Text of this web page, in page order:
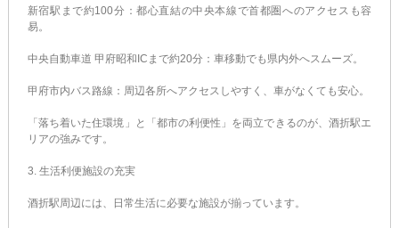
新宿駅まで約100分：都心直結の中央本線で首都圏へのアクセスも容
易。
中央自動車道 甲府昭和ICまで約20分：車移動でも県内外へスムーズ。
甲府市内バス路線：周辺各所へアクセスしやすく、車がなくても安心。
「落ち着いた住環境」と「都市の利便性」を両立できるのが、酒折駅エ
リアの強みです。
3. 生活利便施設の充実
酒折駅周辺には、日常生活に必要な施設が揃っています。